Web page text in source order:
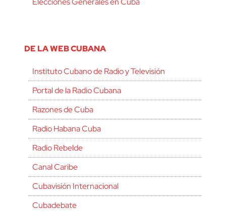
DE LA WEB CUBANA
Instituto Cubano de Radio y Televisión
Portal de la Radio Cubana
Razones de Cuba
Radio Habana Cuba
Radio Rebelde
Canal Caribe
Cubavisión Internacional
Cubadebate